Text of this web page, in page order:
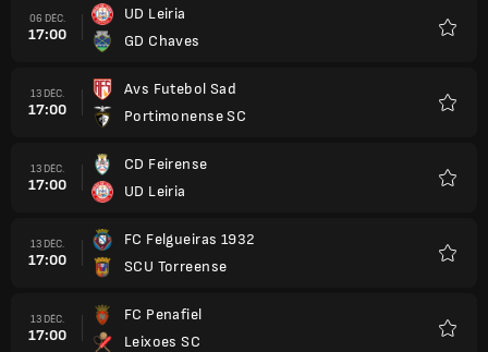
06 DÉC.
17:00
UD Leiria
GD Chaves
13 DÉC.
17:00
Avs Futebol Sad
Portimonense SC
13 DÉC.
17:00
CD Feirense
UD Leiria
13 DÉC.
17:00
FC Felgueiras 1932
SCU Torreense
13 DÉC.
17:00
FC Penafiel
Leixoes SC